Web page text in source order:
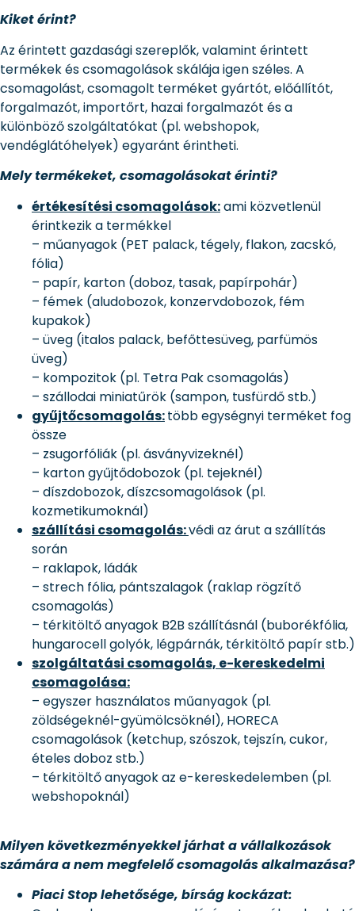
Kiket érint?
Az érintett gazdasági szereplők, valamint érintett
termékek és csomagolások skálája igen széles. A
csomagolást, csomagolt terméket gyártót, előállítót,
forgalmazót, importőrt, hazai forgalmazót és a
különböző szolgáltatókat (pl. webshopok,
vendéglátóhelyek) egyaránt érintheti.
Mely termékeket, csomagolásokat érinti?
értékesítési csomagolások:ami közvetlenül
érintkezik a termékkel
– műanyagok (PET palack, tégely, flakon, zacskó,
fólia)
– papír, karton (doboz, tasak, papírpohár)
– fémek (aludobozok, konzervdobozok, fém
kupakok)
– üveg (italos palack, befőttesüveg, parfümös
üveg)
– kompozitok (pl. Tetra Pak csomagolás)
– szállodai miniatűrök (sampon, tusfürdő stb.)
gyűjtőcsomagolás:több egységnyi terméket fog
össze
– zsugorfóliák (pl. ásványvizeknél)
– karton gyűjtődobozok (pl. tejeknél)
– díszdobozok, díszcsomagolások (pl.
kozmetikumoknál)
szállítási csomagolás:védi az árut a szállítás
során
– raklapok, ládák
– strech fólia, pántszalagok (raklap rögzítő
csomagolás)
– térkitöltő anyagok B2B szállításnál (buborékfólia,
hungarocell golyók, légpárnák, térkitöltő papír stb.)
szolgáltatási csomagolás, e-kereskedelmi
csomagolása:
– egyszer használatos műanyagok (pl.
zöldségeknél-gyümölcsöknél), HORECA
csomagolások (ketchup, szószok, tejszín, cukor,
ételes doboz stb.)
– térkitöltő anyagok az e-kereskedelemben (pl.
webshopoknál)
Milyen következményekkel járhat a vállalkozások
számára a nem megfelelő csomagolás alkalmazása?
Piaci Stop lehetősége, bírság kockázat: